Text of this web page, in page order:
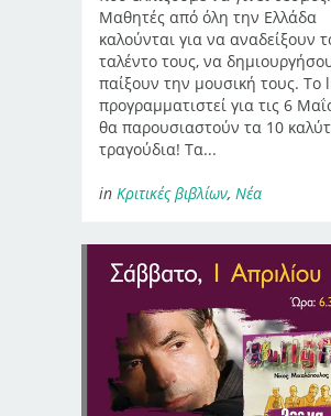
Μαθητές από όλη την Ελλάδα
καλούνται για να αναδείξουν
ταλέντο τους, να
παίξουν την μουσική τους. Το
προγραμματιστεί για τις 6
θα παρουσιαστούν τα 10
τραγούδια! Τα...
in Κριτικές βιβλίων, Νέα